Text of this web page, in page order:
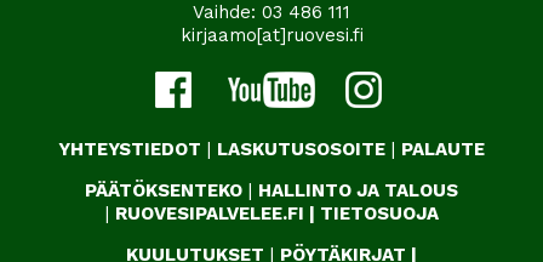
Vaihde: 03 486 111
kirjaamo[at]ruovesi.fi
YHTEYSTIEDOT LASKUTUSOSOITE
PALAUTE
PÄÄTÖKSENTEKO
HALLINTO JA TALOUS
RUOVESIPALVELEE.FI
TIETOSUOJA
KUULUTUKSET
PÖYTÄKIRJAT